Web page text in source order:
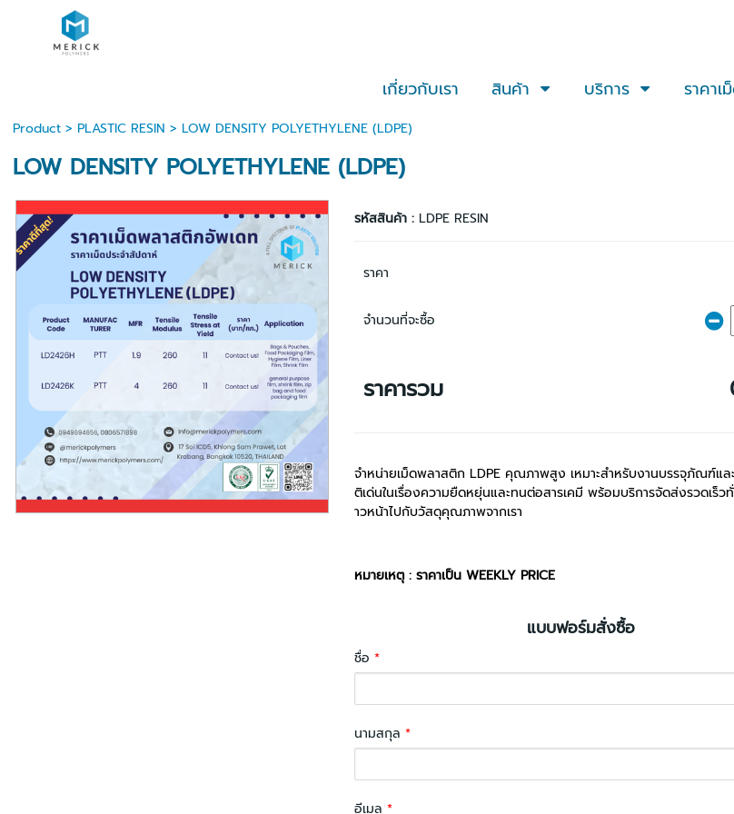
เกี่ยวกับเรา สินค้า บริการ ราคา
Product> PLASTIC RESIN > LOW DENSITY POLYETHYLENE (LDPE)
LOW DENSITY POLYETHYLENE (LDPE)
รหัสสินค้า : LDPE RESIN
ราคา
จำนวนที่จะซื้อ
ราคารวม
จำหน่ายเม็ดพลาสติก LDPE คุณภาพสูง เหมาะสำหรับงานบรรจุภัณ
ติเด่นในเรื่องความยืดหยุ่นและทนต่อสารเคมี พร้อมบริการจัดส่งรวดเร็
าวหน้าไปกับวัสดุคุณภาพจากเรา
หมายเหตุ : ราคาเป็น WEEKLY PRICE
แบบฟอร์มสั่งซื้อ
ชื่อ *
นามสกุล *
อีเมล *